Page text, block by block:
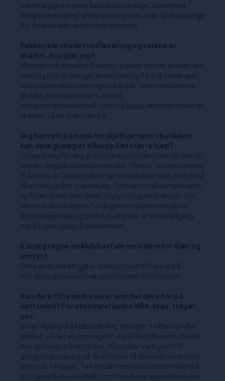
enkelt legge inn en ny bestilling og velge "Send med
tidligere bestilling" under leveringsmetode. Vi vil da sørge
for å pakke alle varene dine sammen.
Pakken ble skadet ved levering og varene er
skadet, hva gjør jeg?
Normalt må du nekte å ta imot pakker som er skadet ved
levering hvis du trenger en erstatning fra fraktselskapet.
Hvis pakken ikke viser tegn på skade, men innholdet er
skadet, kan du kontakte oss på
info@nordicbasketball.com og legge ved noen bilder av
skaden, så tar vi det derfra.
Jeg har sett på noen forskjellige varer i butikken,
kan dere gi meg et tilbud på et større kjøp?
Du kan benytte deg av introduksjonsrabatten vår hvis du
melder deg på nyhetsbrevet vårt. Ellers er du velkommen
til å skrive til Casper på info@nordicbasketball.com for å
få et tilbud på et større kjøp. Det kan for eksempel være
spillklær, baller eller annet utstyr til basketballaget ditt.
Men hvis du har behov for å gjøre et større innkjøp av
forskjellige klær og utstyr til deg selv, er vi selvfølgelig
også tilgjengelige å snakke med.
Kan jeg tegne en klubbavtale med dere for klær og
utstyr?
Det kan du enkelt gjøre. Send en mail til Casper på
info@nordicbasketball.com for mer informasjon.
Kan dere tilby andre varer enn det dere har på
nettsiden? For eksempel andre NBA-klær, trøyer
osv.
Vi har tilgang til å kjøpe direkte fra lager fra flere av våre
merker, så det er som regel mulig å få inn flere produkter
enn det vi har på nettsiden. Vi bestiller vanligvis 1-2
ganger per måned, så du vil kunne få spesielle varer hjem
innen ca. 14 dager. Ta kontakt med oss i chatten eller på
info@nordicbasketball.com hvis du har spesielle ønsker.